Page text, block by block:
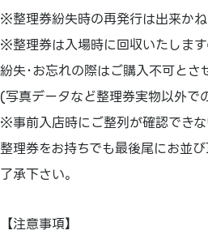
※整理券紛失時の再発行は出来かね
※整理券は入場時に回収いたします
紛失･お忘れの際はご購入不可とさ
(写真データなど整理券実物以外で
※事前入店時にご整列が確認できな
整理券をお持ちでも最後尾にお並
了承下さい。
【注意事項】